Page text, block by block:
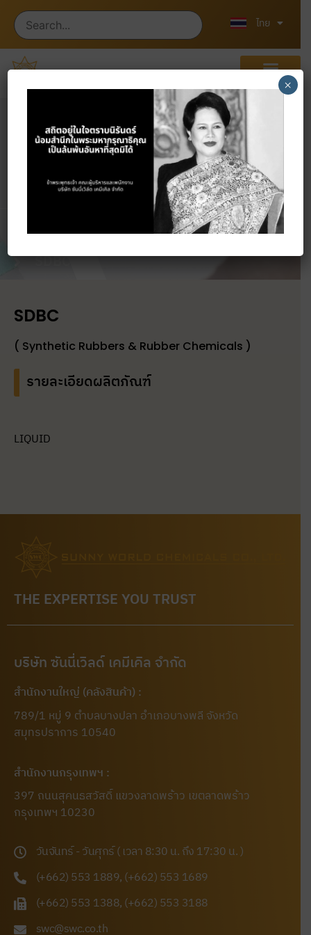
ไทย
中文 (中国)
ผลิตภัณฑ์
หน้าแรก ผลิตภัณฑ์
ACCELERATOR
SDBC
SDBC
( Synthetic Rubbers & Rubber Chemicals )
รายละเอียดผลิตภัณฑ์
LIQUID
THE EXPERTISE YOU TRUST
บริษัท ซันนี่เวิลด์ เคมีเคิล จำกัด
สำนักงานใหญ่ (คลังสินค้า) :
789/1 หมู่ 9 ตำบลบางปลา อำเภอบางพลี จังหวัด
สมุทรปราการ 10540
สำนักงานกรุงเทพฯ :
397 ถนนสุคนธสวัสดิ์ แขวงลาดพร้าว เขตลาดพร้าว
กรุงเทพฯ 10230
วันจันทร์ - วันศุกร์ ( เวลา 8:30 น. ถึง 17:30 น. )
(+662) 553 1889, (+662) 553 1689
(+662) 553 1388, (+662) 553 3188
swc@swc.co.th
×